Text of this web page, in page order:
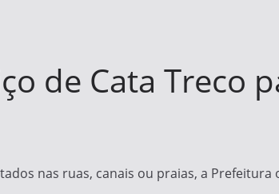
de Cata Treco
nas ruas, canais ou praias, a Prefeitura